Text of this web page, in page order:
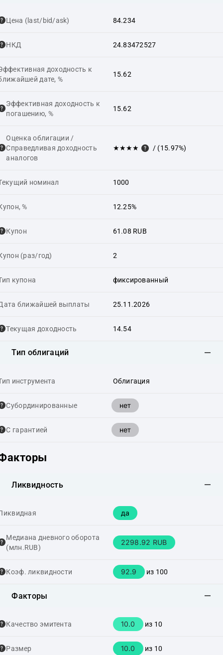
Цена (last/bid/ask) 84.234
НКД 24.83472527
доходность к
дате, %
15.62
Эффективная доходность к
погашению, %
15.62
Оценка облигации /
Справедливая доходность
аналогов
★★★★ / (15.97%)
номинал 1000
% 12.25%
Купон 61.08 RUB
(раз/год) 2
купона фиксированный
ближайшей выплаты 25.11.2026
Текущая доходность 14.54
Тип облигаций
инструмента Облигация
Cубординированные нет
С гарантией нет
Ликвидность
да
Медиана дневного оборота
(млн.RUB)
2298.92 RUB
Коэф. ликвидности 92.9 из 100
Факторы
Качество эмитента 10.0 из 10
Размер 10.0 из 10